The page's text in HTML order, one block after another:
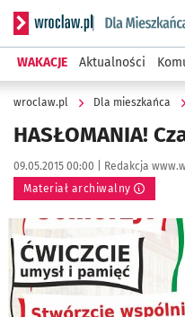
Serwis informacyjny
WAKACJE Aktualności
wroclaw.pl Dla mieszkańca
HASŁOMANIA!
Data publikacji:
09.05.2015 00:00 | Autor:
Redakcja
Materiał archiwalny
Kliknij, aby powiększyć